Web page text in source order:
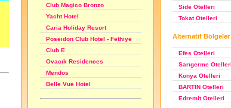
Club Magico Bronzo
Yacht Hotel
Caria Holiday Resort
Poseidon Club Hotel - Fethiye
Club E
Ovacık Residences
Mendos
Belle Vue Hotel
Side Otelleri
Tokat Otelleri
Alternatif Bölgeler
Efes Otelleri
Sarıgerme
Konya Otelleri
BARTIN Otelleri
Edremit Otelleri